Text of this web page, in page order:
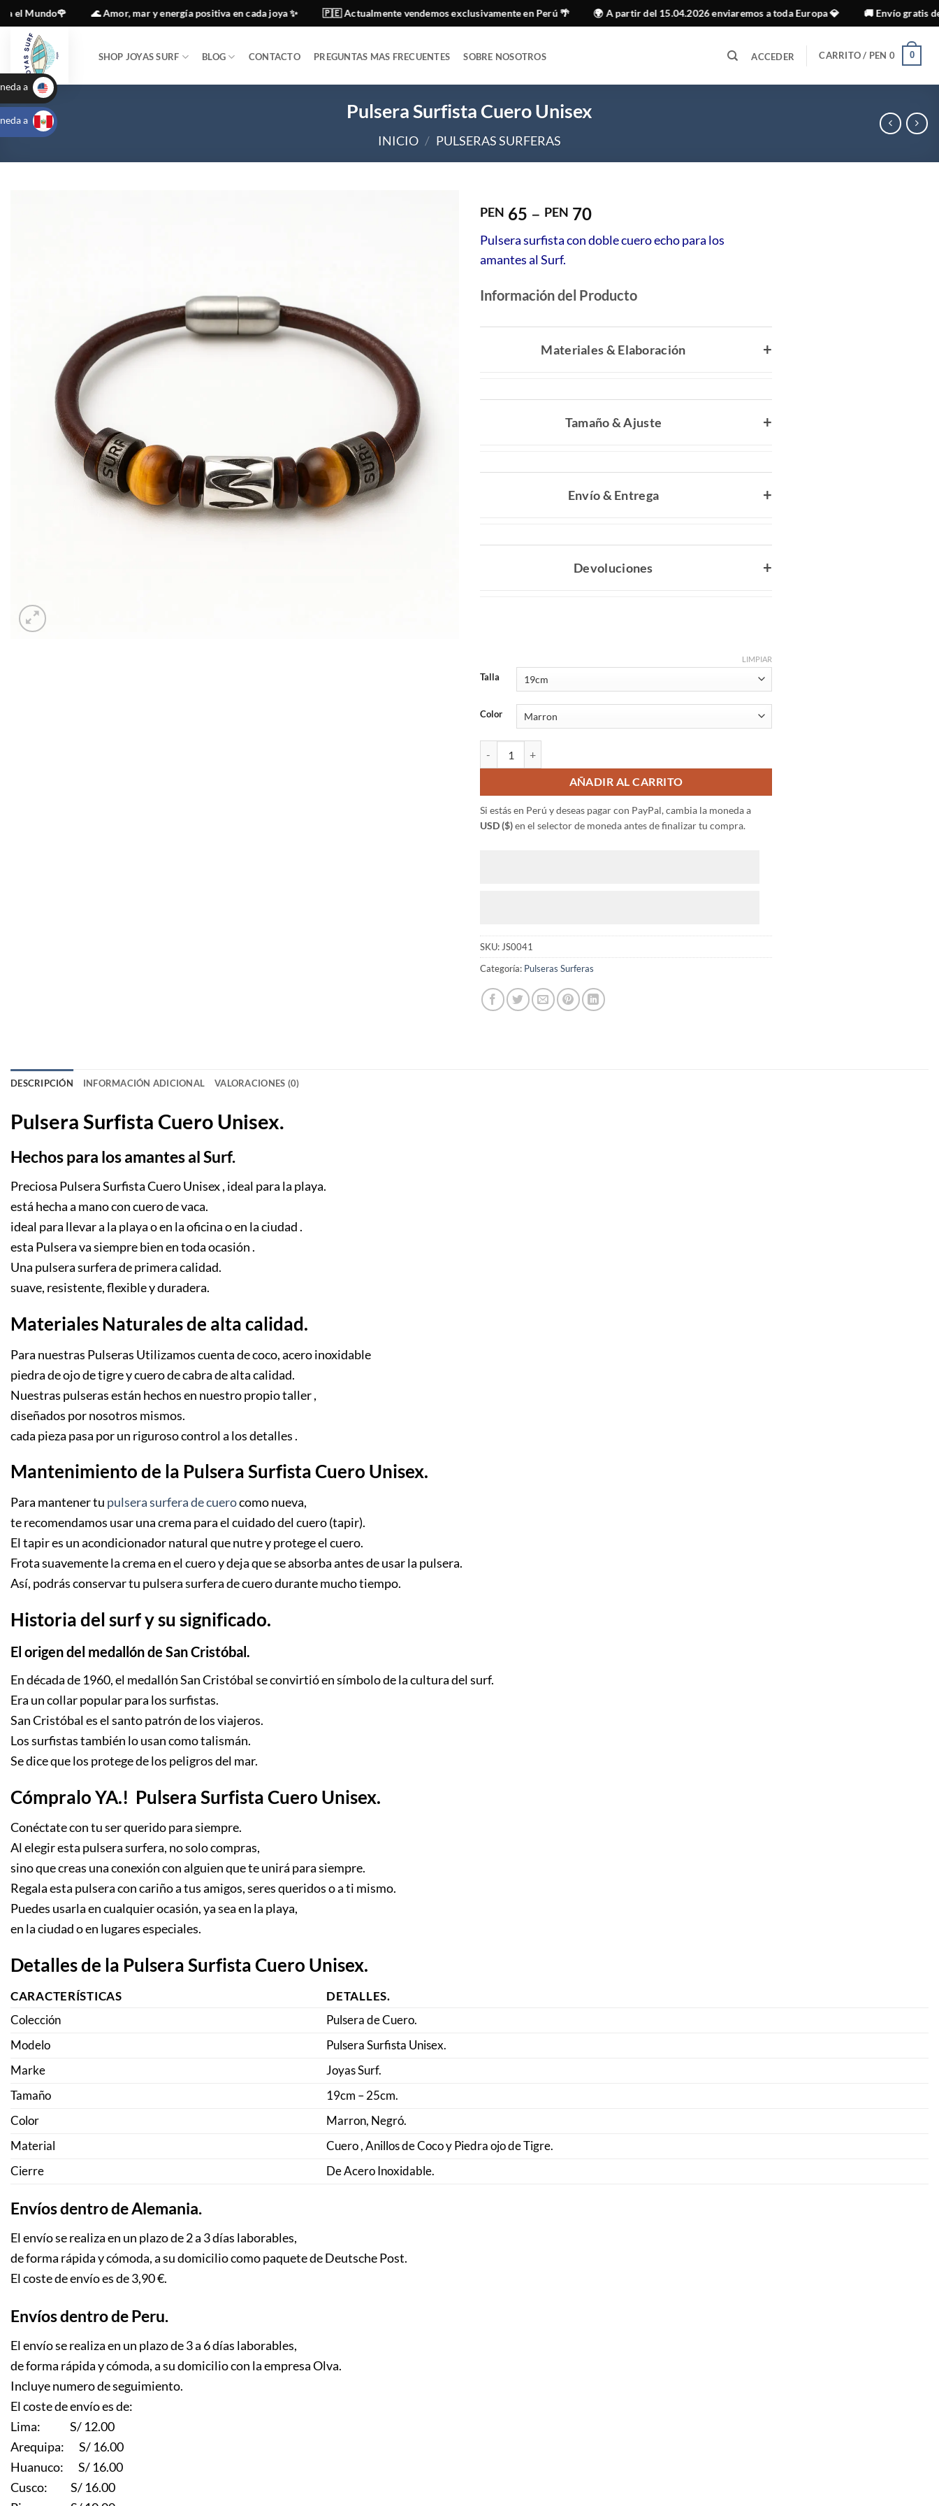
Saltar
al
contenido
🌊 Amor, mar y energía positiva en cada joya ✨ 🇵🇪 Actualmente vendemos exclusivamente en Perú 🌴 🌍 A partir del 15.04.2026 enviaremos a toda Europa 💎 🚚 Envío gratis desde S/
SHOP JOYAS SURF BLOG CONTACTO PREGUNTAS MAS FRECUENTES SOBRE NOSOTROS ACCEDER CARRITO / PEN 0 0
Pulsera Surfista Cuero Unisex
INICIO / PULSERAS SURFERAS
PEN 65 – PEN 70
Pulsera surfista con doble cuero echo para los
amantes al Surf.
Información del Producto
Materiales & Elaboración
Tamaño & Ajuste
Envío & Entrega
Devoluciones
Talla
Color
LIMPIAR
AÑADIR AL CARRITO
Si estás en Perú y deseas pagar con PayPal, cambia la moneda a
USD ($)en el selector de moneda antes de finalizar tu compra.
SKU:JS0041
Categoría: Pulseras Surferas
DESCRIPCIÓN INFORMACIÓN ADICIONAL VALORACIONES (0)
Pulsera Surfista Cuero Unisex.
Hechos para los amantes al Surf.
Preciosa Pulsera Surfista Cuero Unisex , ideal para la playa.
está hecha a mano con cuero de vaca.
ideal para llevar a la playa o en la oficina o en la ciudad .
esta Pulsera va siempre bien en toda ocasión .
Una pulsera surfera de primera calidad.
suave, resistente, flexible y duradera.
Materiales Naturales de alta calidad.
Para nuestras Pulseras Utilizamos cuenta de coco, acero inoxidable
piedra de ojo de tigre ycuero de cabrade alta calidad.
Nuestras pulseras están hechos en nuestro propio taller ,
diseñados por nosotros mismos.
cada pieza pasa por un riguroso control a los detalles .
Mantenimiento de la Pulsera Surfista Cuero Unisex.
Para mantener tu pulsera surfera de cuerocomo nueva,
te recomendamos usar una crema para el cuidado del cuero (tapir).
El tapir es un acondicionador natural que nutre y protege el cuero.
Frota suavemente la crema en el cuero y deja que se absorba antes de usar la pulsera.
Así, podrás conservar tu pulsera surfera de cuero durante mucho tiempo.
Historia del surf y su significado.
El origen del medallón de San Cristóbal.
En década de 1960, el medallón San Cristóbal se convirtió en símbolo de la cultura del surf.
Era un collar popular para los surfistas.
San Cristóbal es el santo patrón de los viajeros.
Los surfistas también lo usan como talismán.
Se dice que los protege de los peligros del mar.
Cómpralo YA.! Pulsera Surfista Cuero Unisex.
Conéctate con tu ser querido para siempre.
Al elegir esta pulsera surfera, no solo compras,
sino que creas una conexión con alguien que te unirá para siempre.
Regala esta pulsera con cariño a tus amigos, seres queridos o a ti mismo.
Puedes usarla en cualquier ocasión, ya sea en la playa,
en la ciudad o en lugares especiales.
Detalles de la Pulsera Surfista Cuero Unisex.
CARACTERÍSTICAS
DETALLES.
Colección
Pulsera de Cuero.
Modelo
Pulsera Surfista Unisex.
Marke
Joyas Surf.
Tamaño
19cm – 25cm.
Color
Marron, Negró.
Material
Cuero , Anillos de Coco y Piedra ojo de Tigre.
Cierre
De Acero Inoxidable.
Envíos dentro de Alemania.
El envío se realiza en un plazo de 2 a 3 días laborables,
de forma rápida y cómoda, a su domicilio como paquete de Deutsche Post.
El coste de envío es de 3,90 €.
Envíos dentro de Peru.
El envío se realiza en un plazo de 3 a 6 días laborables,
de forma rápida y cómoda, a su domicilio con la empresa Olva.
Incluye numero de seguimiento.
El coste de envío es de:
Lima: S/ 12.00
Arequipa: S/ 16.00
Huanuco: S/ 16.00
Cusco: S/ 16.00
a
_
USA
a
_